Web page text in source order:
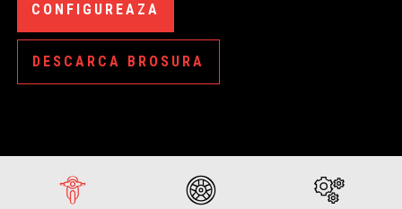
CONFIGUREAZA
DESCARCA BROSURA